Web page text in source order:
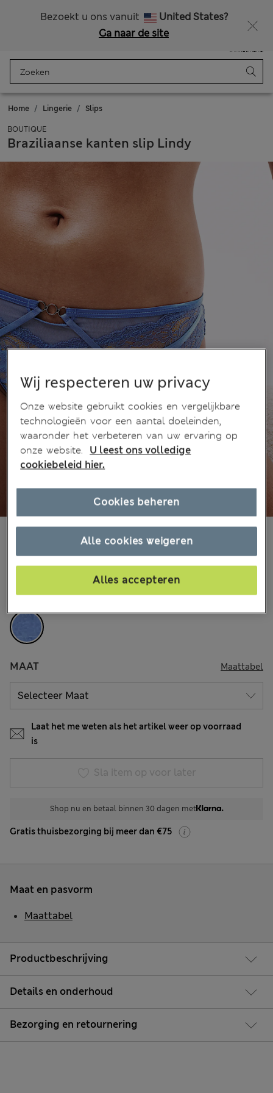
Bezoekt u ons vanuit
United States?
Ga naar de site
Winkelmand
Home Lingerie Slips
BOUTIQUE
Braziliaanse kanten slip Lindy
€23,00
Neonblauw
Uitverkocht
MAAT Maattabel
Laat het me weten als het artikel weer op voorraad
is
Sla item op voor later
Shop nu en betaal binnen 30 dagen met
Gratis thuisbezorging bij meer dan €75
Productbeschrijving
Details en onderhoud
Bezorging en retournering
Maat en pasvorm
Maattabel
Wij respecteren uw privacy
Onze website gebruikt cookies en vergelijkbare
technologieën voor een aantal doeleinden,
waaronder het verbeteren van uw ervaring op
onze website.
U leest ons volledige
cookiebeleid hier.
Alle cookies weigeren
Alles accepteren
Cookies beheren